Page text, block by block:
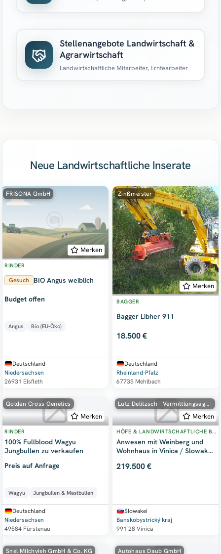
Stellenangebote Landwirtschaft &
Agrarwirtschaft
Landwirtschaftliche Mitarbeiter, Erntearbeiter
Neue Landwirtschaftliche Inserate
FRISONA GmbH
Merken
RINDER
Gesuch BIO Angus weiblich
Budget offen
Angus Bio (EU-Öko)
Deutschland
Niedersachsen
26931 Elsfleth
Zinßmeister
Merken
BAGGER
Bagger Libher 911
18.500 €
Deutschland
Rheinland-Pfalz
67735 Mehlbach
Golden Cross Genetics
Merken
RINDER
100% Fullblood Wagyu
Jungbullen zu verkaufen
Preis auf Anfrage
Wagyu Jungbullen & Mastbullen
Deutschland
Niedersachsen
49584 Fürstenau
Lutz Delitzsch - Vermittlungsagentur -
Merken
HÖFE & LANDWIRTSCHAFTLICHE BETRIEBE
Anwesen mit Weinberg und
Wohnhaus in Vinica / Slowakei
219.500 €
Slowakei
Banskobystrický kraj
991 28 Vinica
Snel Milchvieh GmbH & Co. KG Autohaus Daub GmbH